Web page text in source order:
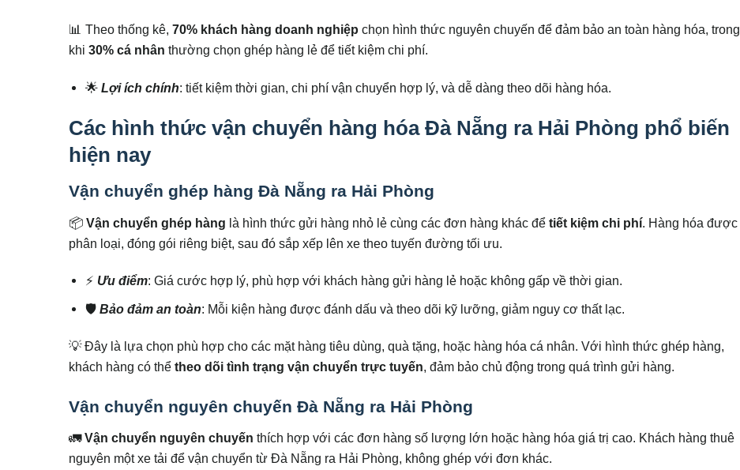
📊 Theo thống kê, 70% khách hàng doanh nghiệp chọn hình thức nguyên chuyến để đảm bảo an toàn hàng hóa, trong
khi 30% cá nhân thường chọn ghép hàng lẻ để tiết kiệm chi phí.
🌟Lợi ích chính: tiết kiệm thời gian, chi phí vận chuyển hợp lý, và dễ dàng theo dõi hàng hóa.
Các hình thức vận chuyển hàng hóa Đà Nẵng ra Hải Phòng phổ biến
hiện nay
Vận chuyển ghép hàng Đà Nẵng ra Hải Phòng
📦 Vận chuyển ghép hàng là hình thức gửi hàng nhỏ lẻ cùng các đơn hàng khác để tiết kiệm chi phí. Hàng hóa được
phân loại, đóng gói riêng biệt, sau đó sắp xếp lên xe theo tuyến đường tối ưu.
⚡ Ưu điểm: Giá cước hợp lý, phù hợp với khách hàng gửi hàng lẻ hoặc không gấp về thời gian.
🛡Bảo đảm an toàn: Mỗi kiện hàng được đánh dấu và theo dõi kỹ lưỡng, giảm nguy cơ thất lạc.
💡 Đây là lựa chọn phù hợp cho các mặt hàng tiêu dùng, quà tặng, hoặc hàng hóa cá nhân. Với hình thức ghép hàng,
khách hàng có thể theo dõi tình trạng vận chuyển trực tuyến, đảm bảo chủ động trong quá trình gửi hàng.
Vận chuyển nguyên chuyến Đà Nẵng ra Hải Phòng
🚛Vận chuyển nguyên chuyến thích hợp với các đơn hàng số lượng lớn hoặc hàng hóa giá trị cao. Khách hàng thuê
nguyên một xe tải để vận chuyển từ Đà Nẵng ra Hải Phòng, không ghép với đơn khác.